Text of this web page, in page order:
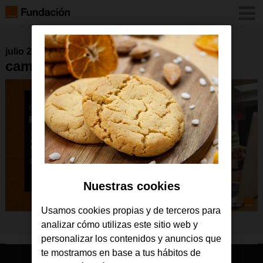
julio 2024
campamento-H
Nuestras cookies
Usamos cookies propias y de terceros para
analizar cómo utilizas este sitio web y
personalizar los contenidos y anuncios que
te mostramos en base a tus hábitos de